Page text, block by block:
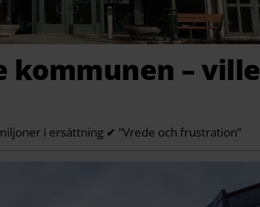
kommunen – ville
i ersättning ✔ ”Vrede och frustration”